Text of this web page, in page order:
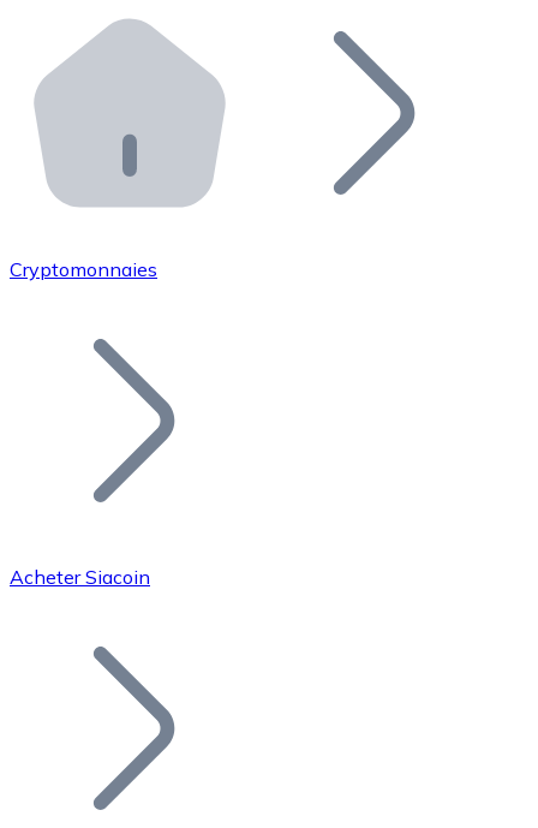
Distributeurs automatiques Bitnovo
Intégrez un ATM Bitnovo dans votre entreprise et
API Bitnovo
Intégrez notre API dans votre écosystème.
Rejoignez notre réseau de distributeurs et
Ajoutez le token de votre projet à notre service
Bitcoin
Cryptomonnaies
Acheter Siacoin